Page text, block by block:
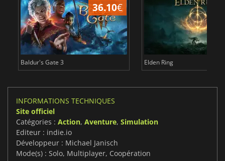
36.10€
Baldur's Gate 3 Elden Ring
INFORMATIONS TECHNIQUES
Site officiel
Catégories : Action, Aventure, Simulation
Editeur : indie.io
Développeur : Michael Janisch
Mode(s) : Solo, Multiplayer, Coopération